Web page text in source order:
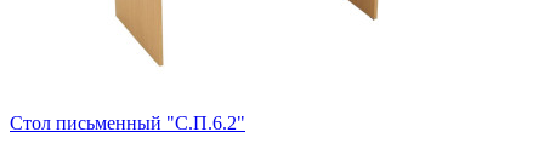
Стол письменный "С.П.6.2"